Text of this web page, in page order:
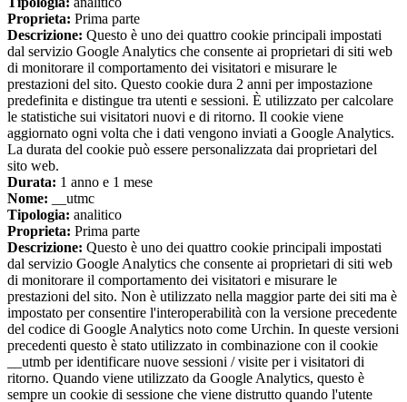
Proprieta: Prima parte
Descrizione: Questo è uno dei quattro cookie principali impostati
dal servizio Google Analytics che consente ai proprietari di siti web
di monitorare il comportamento dei visitatori e misurare le
prestazioni del sito. Questo cookie dura 2 anni per impostazione
predefinita e distingue tra utenti e sessioni. È utilizzato per calcolare
le statistiche sui visitatori nuovi e di ritorno. Il cookie viene
aggiornato ogni volta che i dati vengono inviati a Google Analytics.
La durata del cookie può essere personalizzata dai proprietari del
sito web.
Durata: 1 anno e 1 mese
Nome: __utmc
Tipologia: analitico
Proprieta: Prima parte
Descrizione: Questo è uno dei quattro cookie principali impostati
dal servizio Google Analytics che consente ai proprietari di siti web
di monitorare il comportamento dei visitatori e misurare le
prestazioni del sito. Non è utilizzato nella maggior parte dei siti ma è
impostato per consentire l'interoperabilità con la versione precedente
del codice di Google Analytics noto come Urchin. In queste versioni
precedenti questo è stato utilizzato in combinazione con il cookie
__utmb per identificare nuove sessioni / visite per i visitatori di
ritorno. Quando viene utilizzato da Google Analytics, questo è
sempre un cookie di sessione che viene distrutto quando l'utente